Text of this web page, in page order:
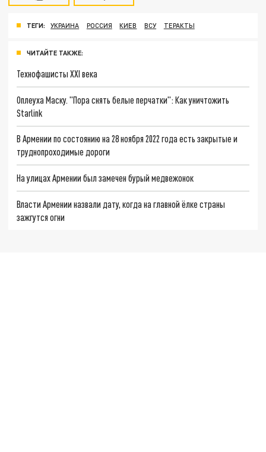
ТЕГИ: УКРАИНА РОССИЯ КИЕВ ВСУ ТЕРАКТЫ
ЧИТАЙТЕ ТАКЖЕ:
Технофашисты XXI века
Оплеуха Маску. "Пора снять белые перчатки": Как уничтожить
Starlink
В Армении по состоянию на 28 ноября 2022 года есть закрытые и
труднопроходимые дороги
На улицах Армении был замечен бурый медвежонок
Власти Армении назвали дату, когда на главной ёлке страны
зажгутся огни